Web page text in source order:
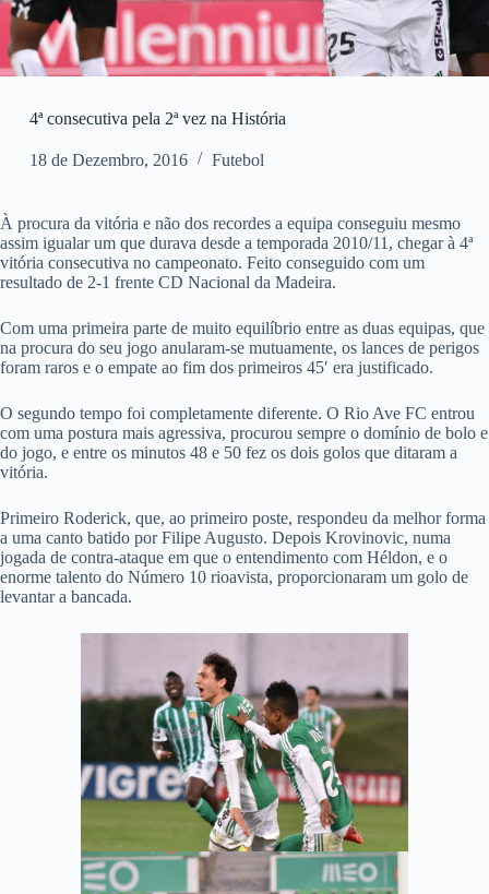
4ª consecutiva pela 2ª vez na História
18 de Dezembro, 2016 Futebol
À procura da vitória e não dos recordes a equipa conseguiu mesmo
assim igualar um que durava desde a temporada 2010/11, chegar à 4ª
vitória consecutiva no campeonato. Feito conseguido com um
resultado de 2-1 frente CD Nacional da Madeira.
Com uma primeira parte de muito equilíbrio entre as duas equipas, que
na procura do seu jogo anularam-se mutuamente, os lances de perigos
foram raros e o empate ao fim dos primeiros 45′ era justificado.
O segundo tempo foi completamente diferente. O Rio Ave FC entrou
com uma postura mais agressiva, procurou sempre o domínio de bolo e
do jogo, e entre os minutos 48 e 50 fez os dois golos que ditaram a
vitória.
Primeiro Roderick, que, ao primeiro poste, respondeu da melhor forma
a uma canto batido por Filipe Augusto. Depois Krovinovic, numa
jogada de contra-ataque em que o entendimento com Héldon, e o
enorme talento do Número 10 rioavista, proporcionaram um golo de
levantar a bancada.